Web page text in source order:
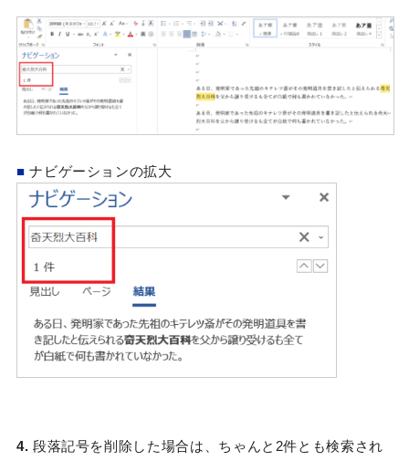
■ ナビゲーションの拡大
4. 段落記号を削除した場合は、ちゃんと2件とも検索され